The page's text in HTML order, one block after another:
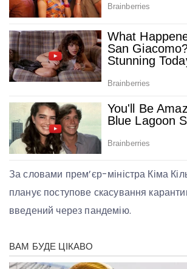
За словами прем’єр-міністра Кіма
планує поступове скасування
введений через пандемію.